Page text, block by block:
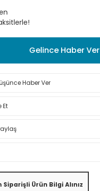
Gelince Haber Ver
Haber Ver
Et
Siparişli Ürün Bilgi Alınız